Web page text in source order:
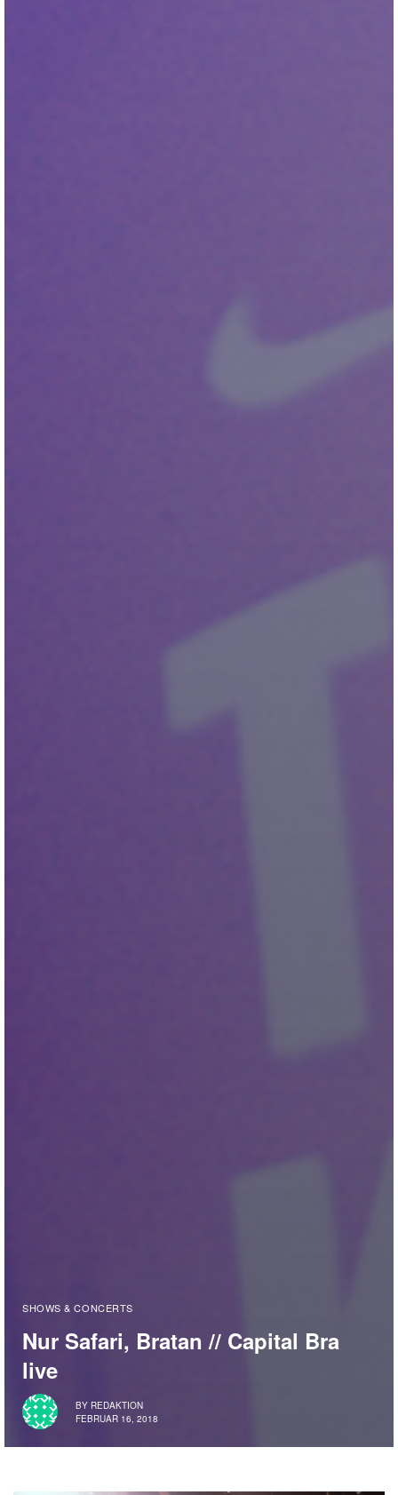
SHOWS & CONCERTS
Nur Safari, Bratan // Capital Bra
live
BY REDAKTION
FEBRUAR 16, 2018